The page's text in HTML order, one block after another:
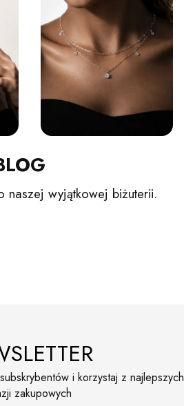
naszej wyjątkowej biżuterii.
i korzystaj z najlepszych
zakupowych